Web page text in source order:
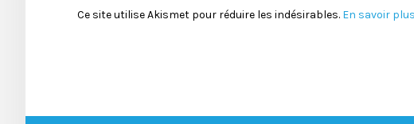
Ce site utilise Akismet pour réduire les indésirables. En savoir